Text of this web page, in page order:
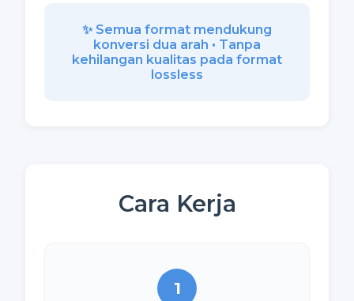
✨ Semua format mendukung
konversi dua arah • Tanpa
kehilangan kualitas pada format
lossless
Cara Kerja
1